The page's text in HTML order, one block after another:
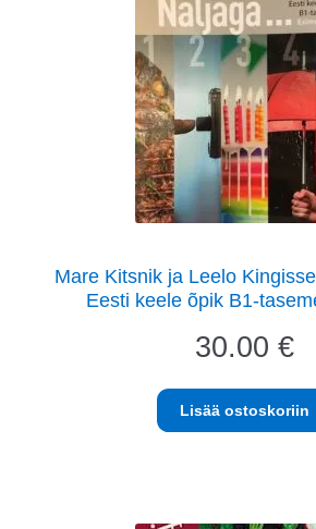
Mare Kitsnik ja Leelo
Eesti keele õpik B1-
30.00 €
Lisää ostoskoriin